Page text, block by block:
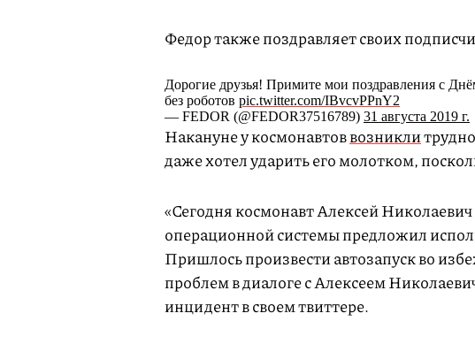
Федор также поздравляет своих
Дорогие друзья! Примите мои поздравления с
без роботов pic.twitter.com/IBvcvPPnY2
— FEDOR (@FEDOR37516789) 31 августа 2019 г.
Накануне у космонавтоввозникли
даже хотел ударить его молотком,
«Сегодня космонавт Алексей
операционной системы предложил
Пришлось произвести автозапуск во
проблем в диалоге с Алексеем
инцидент в своем твиттере.